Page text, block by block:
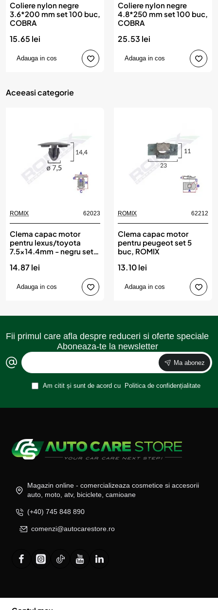
Coliere nylon negre
3.6*200 mm set 100 buc,
COBRA
15.65 lei
Adauga in cos
Coliere nylon negre
4.8*250 mm set 100 buc,
COBRA
25.53 lei
Adauga in cos
Aceeasi categorie
ROMIX 62023
Clema capac motor
pentru lexus/toyota
7.5x14.4mm - negru set
14.87 lei
Adauga in cos
ROMIX 62212
Clema capac motor
pentru peugeot set 5
buc, ROMIX
13.10 lei
Adauga in cos
Fii primul care afla despre reduceri si oferte speciale
Aboneaza-te la newsletter
Ma abonez
Am citit și sunt de acord cu Politica de confidențialitate
Magazin online - comercializeaza cosmetice si accesorii
auto, moto, atv, biciclete, camioane
(+40) 745 848 890
comenzi@autocarestore.ro